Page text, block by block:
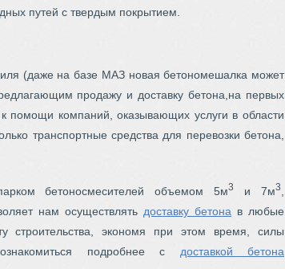
путей с твердым покрытием.
(даже на базе МАЗ новая бетономешалка может
продажу и доставку бетона,на первых
помощи компаний, оказывающих услуги в области
транспортные средства для перевозки бетона,
бетоносмесителей объемом 5м3 и 7м3
нам осуществлять доставку бетона в любые
экономя при этом время, силы
подробнее с доставкой бетона